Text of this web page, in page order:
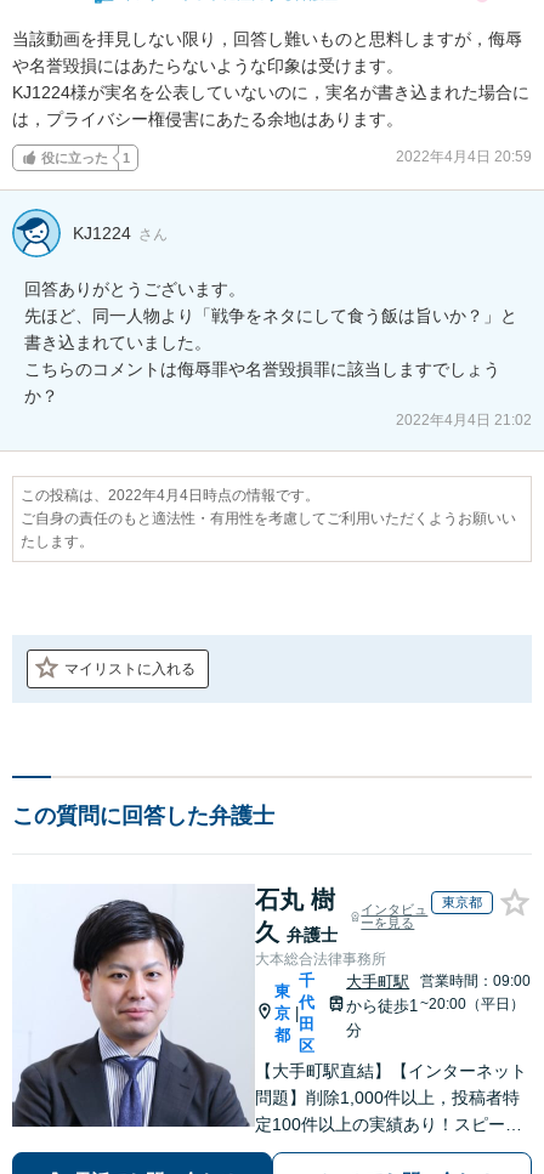
当該動画を拝見しない限り，回答し難いものと思料しますが，侮辱
や名誉毀損にはあたらないような印象は受けます。
KJ1224様が実名を公表していないのに，実名が書き込まれた場合に
は，プライバシー権侵害にあたる余地はあります。
役に立った 1 2022年4月4日 20:59
KJ1224 さん
回答ありがとうございます。
先ほど、同一人物より「戦争をネタにして食う飯は旨いか？」と
書き込まれていました。
こちらのコメントは侮辱罪や名誉毀損罪に該当しますでしょう
か？
2022年4月4日 21:02
この投稿は、2022年4月4日時点の情報です。
ご自身の責任のもと適法性・有用性を考慮してご利用いただくようお願いい
たします。
マイリストに入れる
この質問に回答した弁護士
石丸 樹
久 弁護士
インタビュ
ーを見る
東京都
大本総合法律事務所
東
京
都
千
代
田
区
大手町駅
から徒歩1
分
営業時間：09:00
~20:00（平日）
【大手町駅直結】【インターネット
問題】削除1,000件以上，投稿者特
定100件以上の実績あり！スピーデ
ィーな対応。【交通事故】治療費の